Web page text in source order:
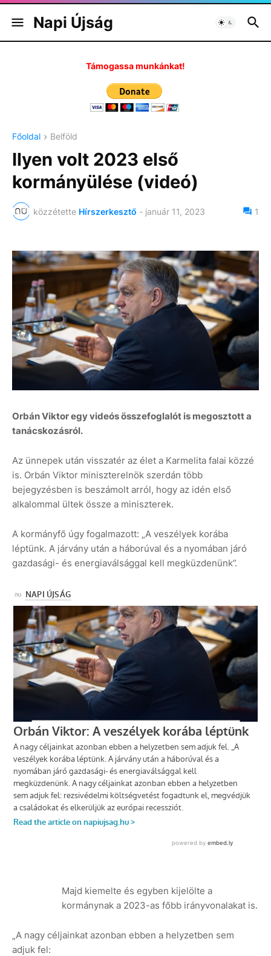
Napi Újság
Támogassa munkánkat!
Főoldal Belföld
Ilyen volt 2023 első
kormányülése (videó)
közzétette Hírszerkesztő - január 11, 2023 1
Orbán Viktor egy videós összefoglalót is megosztott a
tanácskozásról.
Az ünnepek után visszatér az élet a Karmelita falai közzé
is. Orbán Viktor miniszterelnök szerdán több
bejegyzésben is beszámolt arról, hogy az idén első
alkalommal ültek össze a miniszterek.
A kormányfő úgy fogalmazott: „A veszélyek korába
léptünk. A járvány után a háborúval és a nyomában járó
gazdasági- és energiaválsággal kell megküzdenünk”.
Majd kiemelte és egyben kijelölte a
kormánynak a 2023-as főbb irányvonalakat is.
„A nagy céljainkat azonban ebben a helyzetben sem
adjuk fel: